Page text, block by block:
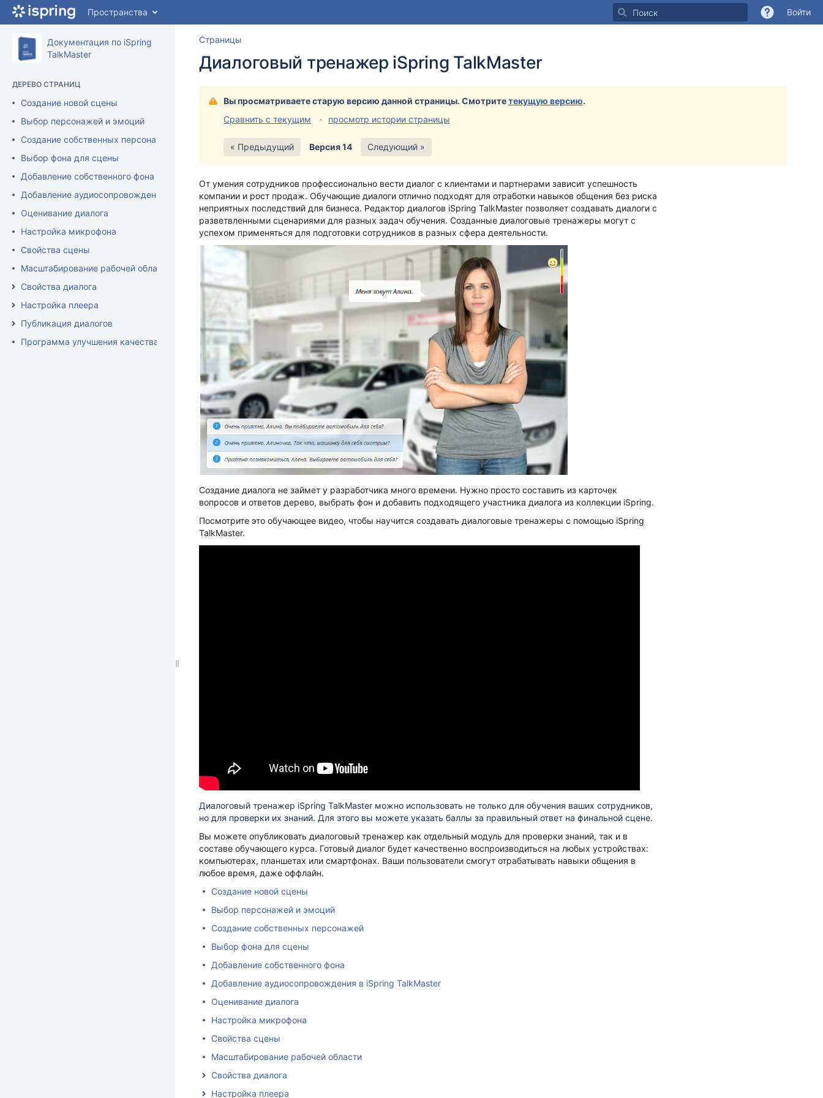
Перейти
содержимому
assistive.skiplink.to.breadcrumbs
assistive.skiplink.to.quick.search
Пространства Войти
Документация по iSpring
TalkMaster
ДЕРЕВО СТРАНИЦ
Создание новой сцены
Выбор персонажей и эмоций
Создание собственных персонажей
Выбор фона для сцены
Добавление собственного фона
Добавление аудиосопровождения в iSpring TalkMaster
Оценивание диалога
Настройка микрофона
Свойства сцены
Масштабирование рабочей области
Свойства диалога
Настройка плеера
Публикация диалогов
Программа улучшения качества продукта
Страницы
концу
баннера
началу
баннера
Диалоговый тренажер iSpring TalkMaster
Вы просматриваете старую версию данной страницы. Смотритетекущую версию.
Сравнить с текущим
просмотр истории страницы
« Предыдущий Версия 14 Следующий »
От умения сотрудников профессионально вести диалог с клиентами и партнерами зависит успешность
компании и рост продаж. Обучающие диалоги отлично подходят для отработки навыков общения без риска
неприятных последствий для бизнеса. Редактор диалогов iSpring TalkMaster позволяет создавать диалоги с
разветвленными сценариями для разных задач обучения. Созданные диалоговые тренажеры могут с
успехом применяться для подготовки сотрудников в разных сфера деятельности.
Создание диалога не займет у разработчика много времени. Нужно просто составить из карточек
вопросов и ответов дерево, выбрать фон и добавить подходящего участника диалога из коллекции iSpring.
Посмотрите это обучающее видео, чтобы научится создавать диалоговые тренажеры с помощью iSpring
TalkMaster.
Диалоговый тренажер iSpring TalkMaster можно использовать не только для обучения ваших сотрудников,
но для проверки их знаний. Для этого вы можете указать баллы за правильный ответ на финальной сцене.
Вы можете опубликовать диалоговый тренажер как отдельный модуль для проверки знаний, так и в
составе обучающего курса. Готовый диалог будет качественно воспроизводиться на любых устройствах:
компьютерах, планшетах или смартфонах. Ваши пользователи смогут отрабатывать навыки общения в
любое время, даже оффлайн.
Создание новой сцены
Выбор персонажей и эмоций
Создание собственных персонажей
Выбор фона для сцены
Добавление собственного фона
Добавление аудиосопровождения в iSpring TalkMaster
Оценивание диалога
Настройка микрофона
Свойства сцены
Масштабирование рабочей области
Свойства диалога
Настройка плеера